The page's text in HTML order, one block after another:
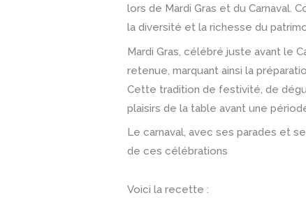
lors de Mardi Gras et du Carnaval.
la diversité et la richesse du
Mardi Gras, célébré juste avant le
retenue, marquant ainsi la
Cette tradition de festivité, de
plaisirs de la table avant une
Le carnaval, avec ses parades et
de ces célébrations
Voici la recette :